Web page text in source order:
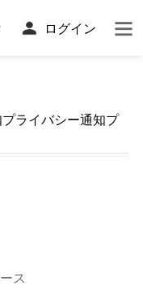
ログイン
ライバシー通知プ
ス